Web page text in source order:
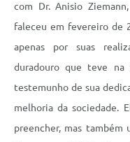
com Dr. Anisio
faleceu em fevereiro de
apenas por suas
duradouro que teve na
testemunho de sua
melhoria da sociedade.
preencher, mas também